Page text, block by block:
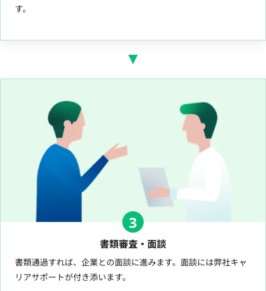
す。
3
書類審査・面談
書類通過すれば、企業との面談に進みます。面談には弊社キャ
リアサポートが付き添います。